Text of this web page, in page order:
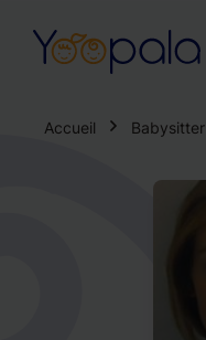
Accueil Babysitter